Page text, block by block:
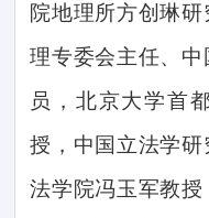
院地理所方创琳
理专委会主任、
员，北京大学首
授，中国立法学
法学院冯玉军教